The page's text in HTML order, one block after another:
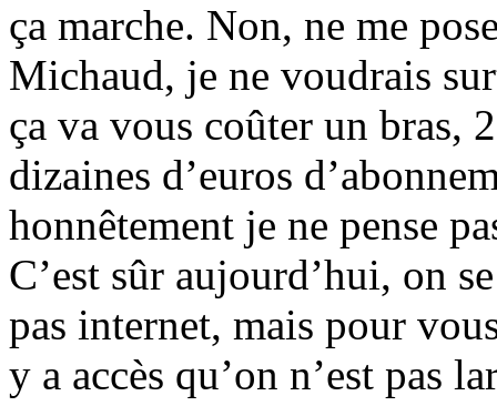
ça marche. Non, ne me
Michaud, je ne voudrais
ça va vous coûter un bras,
dizaines d’euros
honnêtement je ne pense
C’est sûr aujourd’hui, on
pas internet, mais pour
y a accès qu’on n’est pas